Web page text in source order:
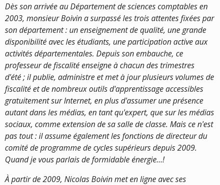
Dès son arrivée au Département de sciences comptables en
2003, monsieur Boivin a surpassé les trois attentes fixées par
son département : un enseignement de qualité, une grande
disponibilité avec les étudiants, une participation active aux
activités départementales. Depuis son embauche, ce
professeur de fiscalité enseigne à chacun des trimestres
d'été ; il publie, administre et met à jour plusieurs volumes de
fiscalité et de nombreux outils d'apprentissage accessibles
gratuitement sur Internet, en plus d'assumer une présence
autant dans les médias, en tant qu'expert, que sur les médias
sociaux, comme extension de sa salle de classe. Mais ce n'est
pas tout : il assume également les fonctions de directeur du
comité de programme de cycles supérieurs depuis 2009.
Quand je vous parlais de formidable énergie...!
À partir de 2009, Nicolas Boivin met en ligne avec ses